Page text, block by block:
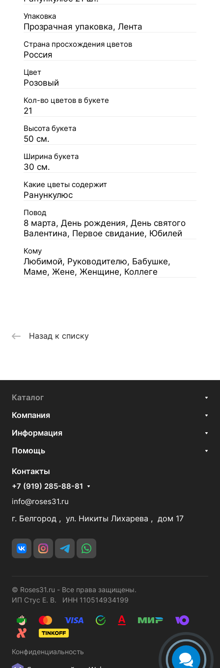
Упаковка
Прозрачная упаковка, Лента
Страна просхождения цветов
Россия
Цвет
Розовый
Кол-во цветов в букете
21
Высота букета
50 см.
Ширина букета
30 см.
Какие цветы содержит
Ранункулюс
Повод
8 марта, День рождения, День святого
Валентина, Первое свидание, Юбилей
Кому
Любимой, Руководителю, Бабушке,
Маме, Жене, Женщине, Коллеге
Назад к списку
Каталог
Компания
Информация
Помощь
Контакты
+7 (919) 285-88-81
info@roses31.ru
г. Белгород , ул. Никиты Лихарева , дом 17
© Roses31.ru - Все права защищены.
ИП Стус Е. В. ИНН 110514934199
Конфиденциальность